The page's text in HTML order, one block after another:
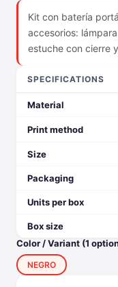
Kit con batería
accesorios:
estuche con cierre
SPECIFICATIONS
Material
Print method
Size
Packaging
Units per box
Box size
Color / Variant (1
NEGRO